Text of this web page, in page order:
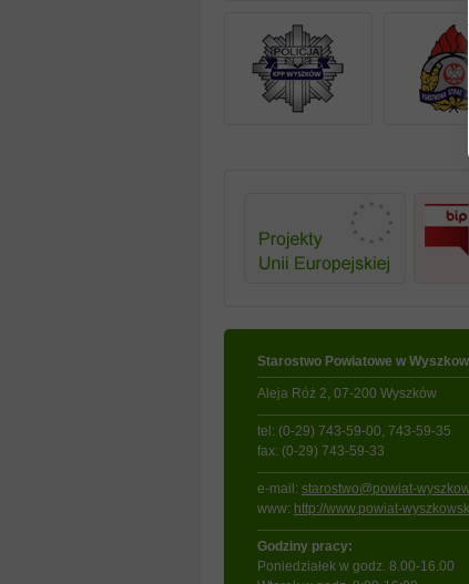
Starostwo Powiatowe w
Aleja Róż 2, 07-200 Wyszków
tel: (0-29) 743-59-00, 743-59-35
fax: (0-29) 743-59-33
e-mail: starostwo@powiat-
www: http://www.powiat-
Godziny pracy:
Poniedziałek w godz. 8.00-16.00